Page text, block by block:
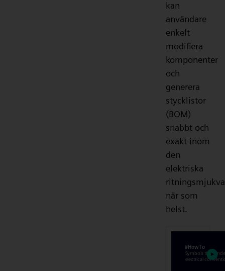
kan
användare
enkelt
modifiera
komponenter
och
generera
stycklistor
(BOM)
snabbt och
exakt inom
den
elektriska
när som
helst.